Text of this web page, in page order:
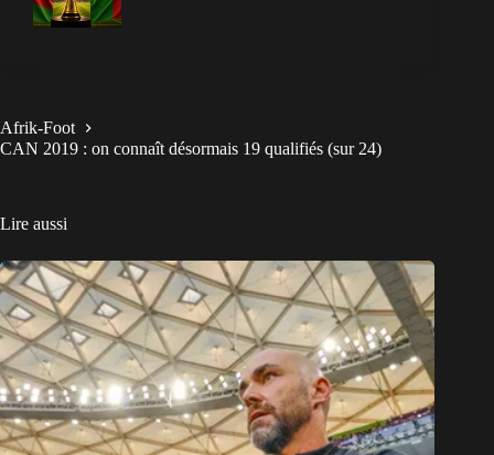
Afrik-Foot
CAN 2019 : on connaît désormais 19 qualifiés (sur 24)
Lire aussi